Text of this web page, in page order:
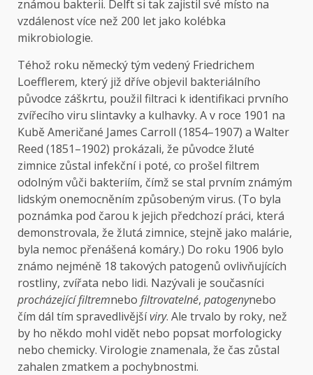
známou bakterii. Delft si tak zajistil své místo na
vzdálenost více než 200 let jako kolébka
mikrobiologie.
Téhož roku německý tým vedený Friedrichem
Loefflerem, který již dříve objevil bakteriálního
původce záškrtu, použil filtraci k identifikaci prvního
zvířecího viru slintavky a kulhavky. A v roce 1901 na
Kubě Američané James Carroll (1854–1907) a Walter
Reed (1851–1902) prokázali, že původce žluté
zimnice zůstal infekční i poté, co prošel filtrem
odolným vůči bakteriím, čímž se stal prvním známým
lidským onemocněním způsobeným virus. (To byla
poznámka pod čarou k jejich předchozí práci, která
demonstrovala, že žlutá zimnice, stejně jako malárie,
byla nemoc přenášená komáry.) Do roku 1906 bylo
známo nejméně 18 takových patogenů ovlivňujících
rostliny, zvířata nebo lidi. Nazývali je současníci
procházející filtremnebo filtrovatelné, patogenynebo
čím dál tím spravedlivějšíviry. Ale trvalo by roky, než
by ho někdo mohl vidět nebo popsat morfologicky
nebo chemicky. Virologie znamenala, že čas zůstal
zahalen zmatkem a pochybnostmi.